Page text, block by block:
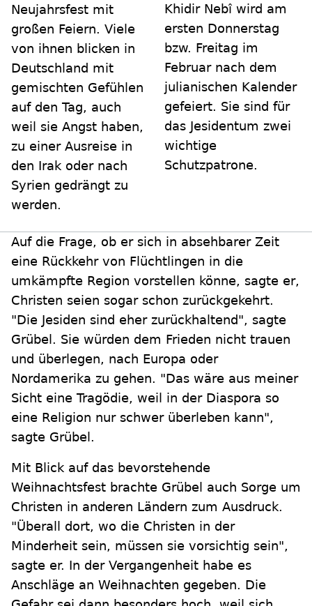
Neujahrsfest mit
großen Feiern. Viele
von ihnen blicken in
Deutschland mit
gemischten Gefühlen
auf den Tag, auch
weil sie Angst haben,
zu einer Ausreise in
den Irak oder nach
Syrien gedrängt zu
werden.
Khidir Nebî wird am
ersten Donnerstag
bzw. Freitag im
Februar nach dem
julianischen Kalender
gefeiert. Sie sind für
das Jesidentum zwei
wichtige
Schutzpatrone.
Auf die Frage, ob er sich in absehbarer Zeit
eine Rückkehr von Flüchtlingen in die
umkämpfte Region vorstellen könne, sagte er,
Christen seien sogar schon zurückgekehrt.
"Die Jesiden sind eher zurückhaltend", sagte
Grübel. Sie würden dem Frieden nicht trauen
und überlegen, nach Europa oder
Nordamerika zu gehen. "Das wäre aus meiner
Sicht eine Tragödie, weil in der Diaspora so
eine Religion nur schwer überleben kann",
sagte Grübel.
Mit Blick auf das bevorstehende
Weihnachtsfest brachte Grübel auch Sorge um
Christen in anderen Ländern zum Ausdruck.
"Überall dort, wo die Christen in der
Minderheit sein, müssen sie vorsichtig sein",
sagte er. In der Vergangenheit habe es
Anschläge an Weihnachten gegeben. Die